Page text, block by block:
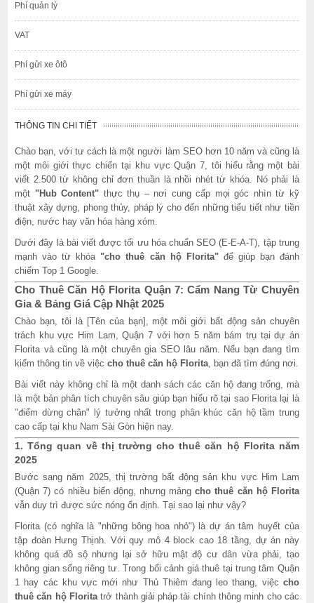
Phí quản lý
VAT
Phí gửi xe ôtô
Phí gửi xe máy
THÔNG TIN CHI TIẾT
Chào bạn, với tư cách là một người làm SEO hơn 10 năm và cũng là
một môi giới thực chiến tại khu vực Quận 7, tôi hiểu rằng một bài
viết 2.500 từ không chỉ đơn thuần là nhồi nhét từ khóa. Nó phải là
một "Hub Content" thực thụ – nơi cung cấp mọi góc nhìn từ kỹ
thuật xây dựng, phong thủy, pháp lý cho đến những tiểu tiết như tiền
điện, nước hay văn hóa hàng xóm.
Dưới đây là bài viết được tối ưu hóa chuẩn SEO (E-E-A-T), tập trung
mạnh vào từ khóa "cho thuê căn hộ Florita"để giúp bạn đánh
chiếm Top 1 Google.
Cho Thuê Căn Hộ Florita Quận 7: Cẩm Nang Từ Chuyên
Gia & Bảng Giá Cập Nhật 2025
Chào bạn, tôi là [Tên của bạn], một môi giới bất động sản chuyên
trách khu vực Him Lam, Quận 7 với hơn 5 năm bám trụ tại dự án
Florita và cũng là một chuyên gia SEO lâu năm. Nếu bạn đang tìm
kiếm thông tin về việccho thuê căn hộ Florita, bạn đã tìm đúng nơi.
Bài viết này không chỉ là một danh sách các căn hộ đang trống, mà
là một bản phân tích chuyên sâu giúp bạn hiểu rõ tại sao Florita lại là
"điểm dừng chân" lý tưởng nhất trong phân khúc căn hộ tầm trung
cao cấp tại khu Nam Sài Gòn hiện nay.
1. Tổng quan về thị trường cho thuê căn hộ Florita năm
2025
Bước sang năm 2025, thị trường bất động sản khu vực Him Lam
(Quận 7) có nhiều biến động, nhưng mảngcho thuê căn hộ Florita
vẫn duy trì được sức nóng ổn định. Tại sao lại như vậy?
Florita (có nghĩa là "những bông hoa nhỏ") là dự án tâm huyết của
tập đoàn Hưng Thịnh. Với quy mô 4 block cao 18 tầng, dự án này
không quá đồ sộ nhưng lại sở hữu mật độ cư dân vừa phải, tạo
không gian sống riêng tư. Trong bối cảnh giá thuê tại trung tâm Quận
1 hay các khu vực mới như Thủ Thiêm đang leo thang, việc cho
thuê căn hộ Floritatrở thành giải pháp tài chính thông minh cho các